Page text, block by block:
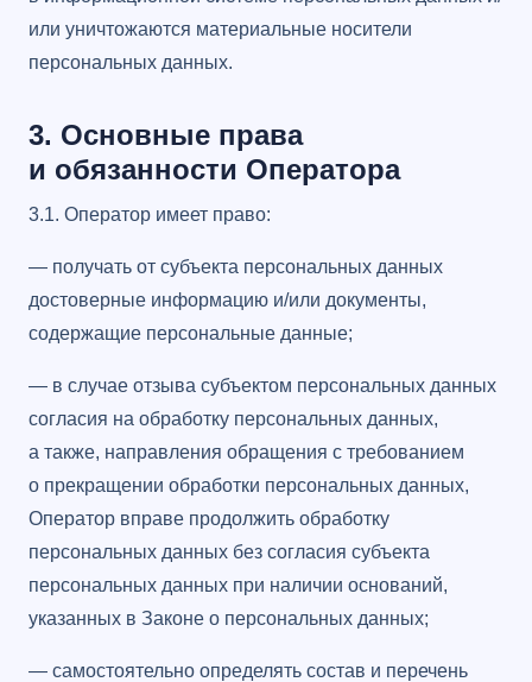
или уничтожаются материальные носители
персональных данных.
3. Основные права
и обязанности Оператора
3.1. Оператор имеет право:
— получать от субъекта персональных данных
достоверные информацию и/или документы,
содержащие персональные данные;
— в случае отзыва субъектом персональных данных
согласия на обработку персональных данных,
а также, направления обращения с требованием
о прекращении обработки персональных данных,
Оператор вправе продолжить обработку
персональных данных без согласия субъекта
персональных данных при наличии оснований,
указанных в Законе о персональных данных;
— самостоятельно определять состав и перечень